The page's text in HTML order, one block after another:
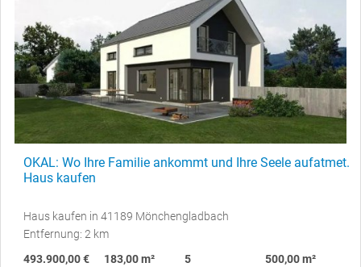
OKAL: Wo Ihre Familie ankommt und Ihre Seele aufatmet.
Haus kaufen
Haus kaufen in 41189 Mönchengladbach
Entfernung: 2 km
493.900,00 €
183,00 m²
5
500,00 m²